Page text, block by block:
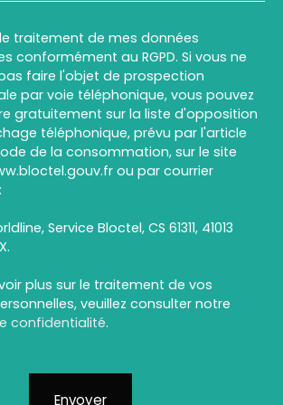
traitement de mes données
conformément au RGPD. Si vous ne
faire l'objet de prospection
par voie téléphonique, vous pouvez
gratuitement sur la liste d'opposition
téléphonique, prévu par l'article
de la consommation, sur le site
ou par courrier
Service Bloctel, CS 61311, 41013
plus sur le traitement de vos
veuillez consulter notre
confidentialité.
Envoyer